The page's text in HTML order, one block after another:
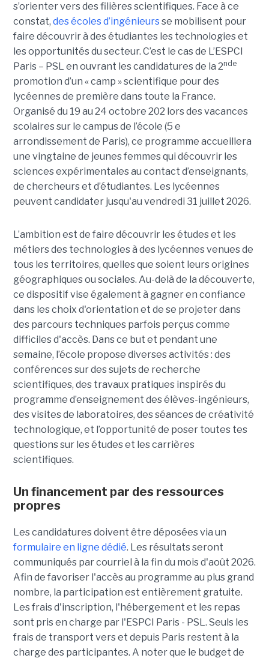
s’orienter vers des filières scientifiques. Face à ce
constat, des écoles d’ingénieursse mobilisent pour
faire découvrir à des étudiantes les technologies et
les opportunités du secteur. C’est le cas de L’ESPCI
Paris – PSL en ouvrant les candidatures de la 2nde
promotion d’un « camp » scientifique pour des
lycéennes de première dans toute la France.
Organisé du 19 au 24 octobre 202 lors des vacances
scolaires sur le campus de l’école (5 e
arrondissement de Paris), ce programme accueillera
une vingtaine de jeunes femmes qui découvrir les
sciences expérimentales au contact d’enseignants,
de chercheurs et d’étudiantes. Les lycéennes
peuvent candidater jusqu'au vendredi 31 juillet 2026.
L’ambition est de faire découvrir les études et les
métiers des technologies à des lycéennes venues de
tous les territoires, quelles que soient leurs origines
géographiques ou sociales. Au-delà de la découverte,
ce dispositif vise également à gagner en confiance
dans les choix d'orientation et de se projeter dans
des parcours techniques parfois perçus comme
difficiles d'accès. Dans ce but et pendant une
semaine, l’école propose diverses activités : des
conférences sur des sujets de recherche
scientifiques, des travaux pratiques inspirés du
programme d’enseignement des élèves-ingénieurs,
des visites de laboratoires, des séances de créativité
technologique, et l’opportunité de poser toutes tes
questions sur les études et les carrières
scientifiques.
Un financement par des ressources
propres
Les candidatures doivent être déposées via un
formulaire en ligne dédié. Les résultats seront
communiqués par courriel à la fin du mois d'août 2026.
Afin de favoriser l'accès au programme au plus grand
nombre, la participation est entièrement gratuite.
Les frais d'inscription, l'hébergement et les repas
sont pris en charge par l'ESPCI Paris - PSL. Seuls les
frais de transport vers et depuis Paris restent à la
charge des participantes. A noter que le budget de